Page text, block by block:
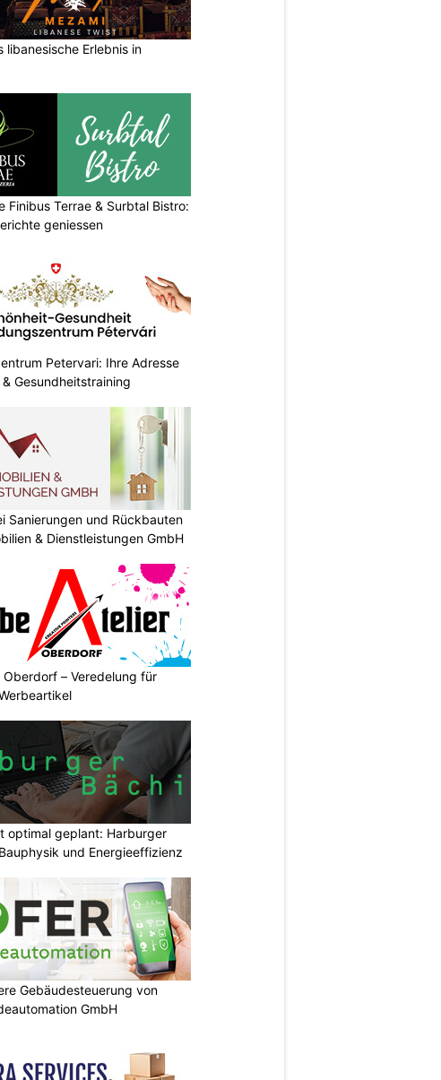
libanesische Erlebnis in
Finibus Terrae & Surbtal Bistro:
geniessen
Petervari: Ihre Adresse
Gesundheitstraining
Sanierungen und Rückbauten
& Dienstleistungen GmbH
Oberdorf – Veredelung für
optimal geplant: Harburger
und Energieeffizienz
Gebäudesteuerung von
GmbH